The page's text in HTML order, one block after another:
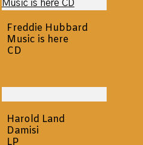
Freddie Hubbard
Music is here
CD
Harold Land
Damisi
LP